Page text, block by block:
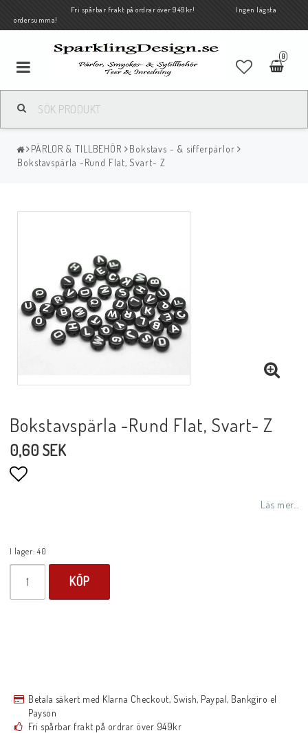
Fri spårbar frakt på ordrar över 949kr! Ingen lägsta
ordersumma!
0
PÄRLOR & TILLBEHÖR
Bokstavs - & sifferpärlor
Bokstavspärla -Rund Flat, Svart- Z
Bokstavspärla -Rund Flat, Svart- Z
0,60 SEK
Läs mer...
I lager: 40
KÖP
Betala säkert med Klarna Checkout, Swish, Paypal, Bankgiro el
Payson
Fri spårbar frakt på ordrar över 949kr